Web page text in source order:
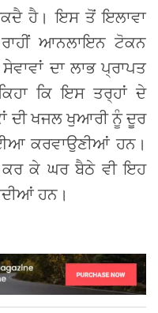
ਹੈ। ਇਸ ਤੋਂ ਇਲਾਵਾ
ਰਾਹੀਂ ਆਨਲਾਇਨ ਟੋਕਨ
ਦਾ ਲਾਭ ਪ੍ਰਾਪਤ
ਕਿ ਇਸ ਤਰ੍ਹਾਂ ਦੇ
ਦੀ ਖਜਲ ਖੁਆਰੀ ਨੂੰ ਦੂਰ
ਕਰਵਾਉਣੀਆਂ ਹਨ।
ਕਰ ਕੇ ਘਰ ਬੈਠੇ ਵੀ ਇਹ
ਹਨ।